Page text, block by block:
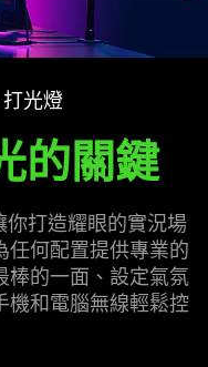
打光燈
的關鍵
你打造耀眼的實況場
任何配置提供專業的
棒的一面、設定氣氛
機和電腦無線輕鬆控